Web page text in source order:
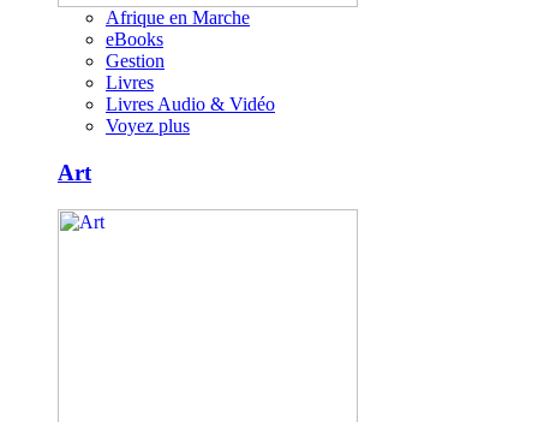
Afrique en Marche
eBooks
Gestion
Livres
Livres Audio & Vidéo
Voyez plus
Art